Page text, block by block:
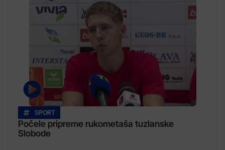
SPORT
Počele pripreme rukometaša tuzlanske
Slobode